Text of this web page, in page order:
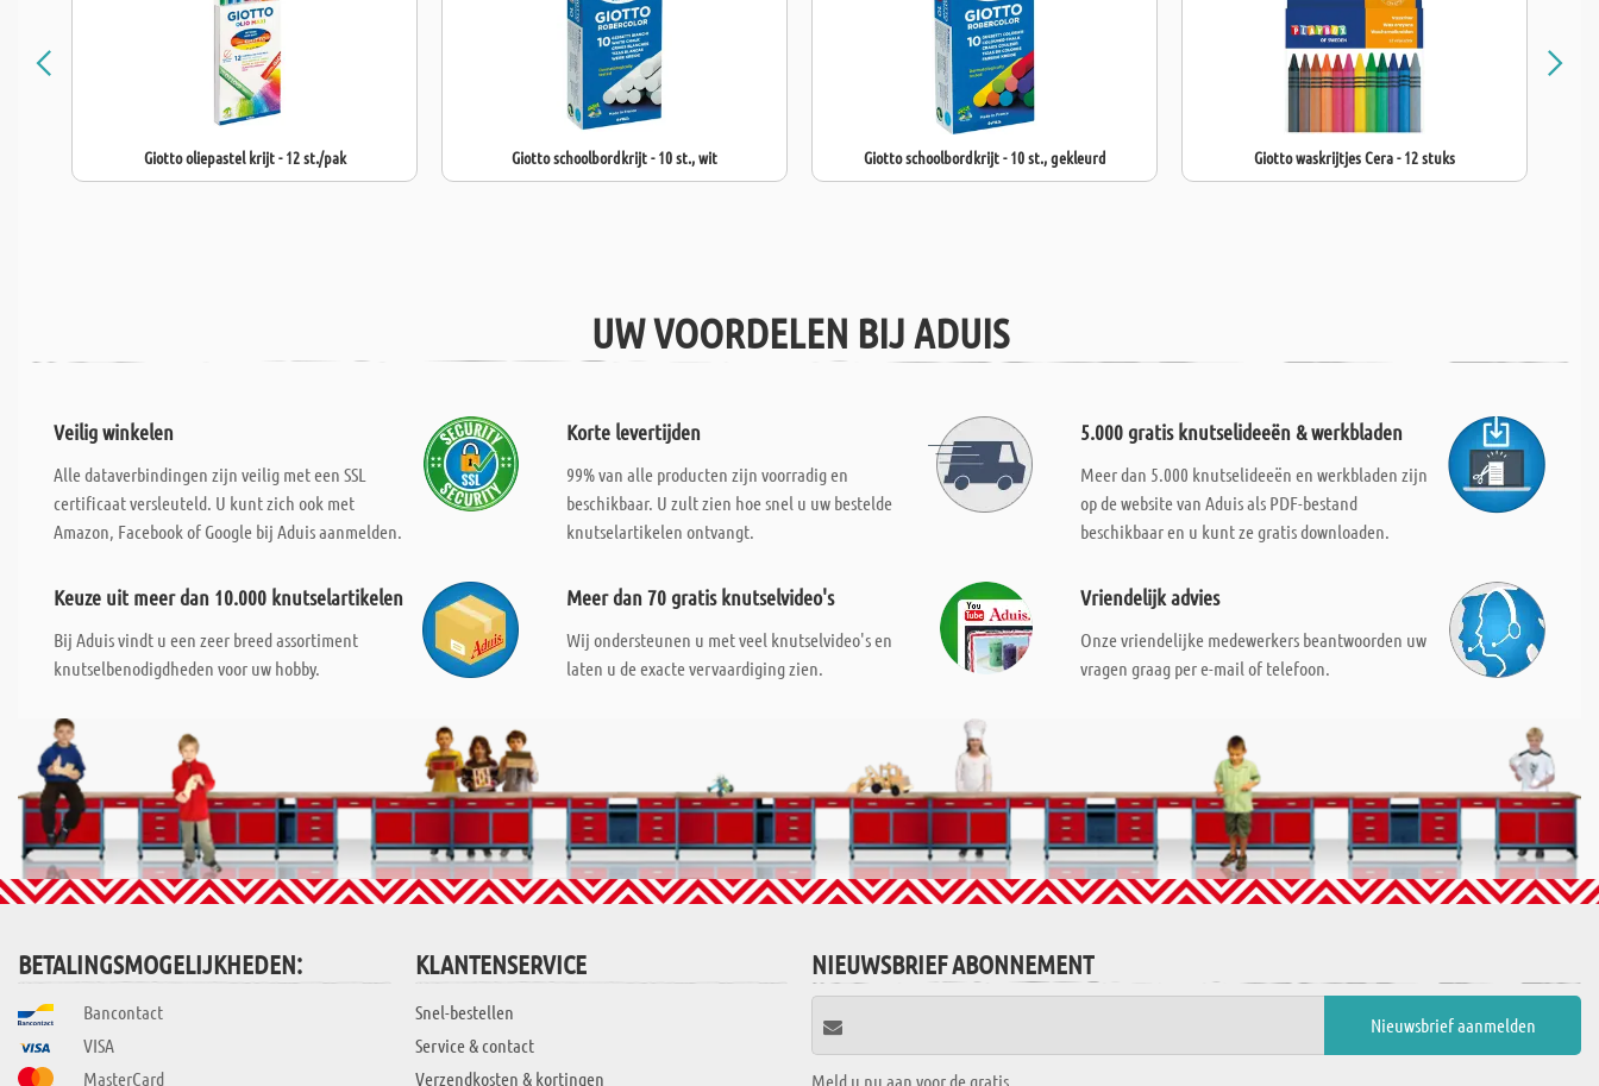
Giotto oliepastel krijt - 12 st./pak Giotto schoolbordkrijt - 10 st., wit Giotto schoolbordkrijt - 10 st., gekleurd Giotto waskrijtjes Cera - 12 stuks
UW VOORDELEN BIJ ADUIS
Veilig winkelen
Alle dataverbindingen zijn veilig met een SSL
certificaat versleuteld. U kunt zich ook met
Amazon, Facebook of Google bij Aduis aanmelden.
Korte levertijden
99% van alle producten zijn voorradig en
beschikbaar. U zult zien hoe snel u uw bestelde
knutselartikelen ontvangt.
5.000 gratis knutselideeën & werkbladen
Meer dan 5.000 knutselideeën en werkbladen zijn
op de website van Aduis als PDF-bestand
beschikbaar en u kunt ze gratis downloaden.
Keuze uit meer dan 10.000 knutselartikelen
Bij Aduis vindt u een zeer breed assortiment
knutselbenodigdheden voor uw hobby.
Meer dan 70 gratis knutselvideo's
Wij ondersteunen u met veel knutselvideo's en
laten u de exacte vervaardiging zien.
Vriendelijk advies
Onze vriendelijke medewerkers beantwoorden uw
vragen graag per e-mail of telefoon.
BETALINGSMOGELIJKHEDEN:
Bancontact
VISA
MasterCard
KLANTENSERVICE
Snel-bestellen
Service & contact
Verzendkosten & kortingen
NIEUWSBRIEF ABONNEMENT
Meld u nu aan voor de gratis